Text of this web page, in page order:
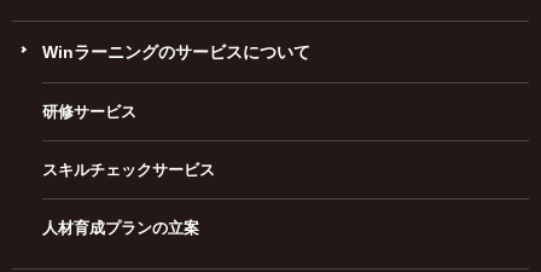
Winラーニングのサービスについて
研修サービス
スキルチェックサービス
人材育成プランの立案